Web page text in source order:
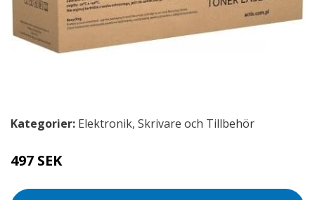
Kategorier: Elektronik, Skrivare och Tillbehör
497 SEK